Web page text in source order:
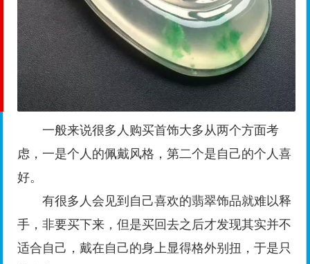
一般来说很多人购买首饰大多从两个方面考
虑，一是个人的佩戴风格，第二个是自己的个人喜
好。
有很多人会见到自己喜欢的翡翠饰品就难以释
手，非要买下来，但是买回去之后才发现其实并不
适合自己，戴在自己的身上显得格外别扭，于是只